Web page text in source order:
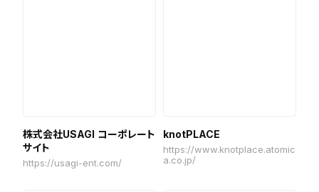
株式会社USAGI コーポレート
サイト
https://usagi-ent.com/
knotPLACE
https://www.knotplace.atomic
a.co.jp/